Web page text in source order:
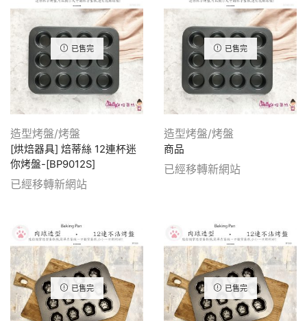
已售完
造型烤盤/烤盤
[烘焙器具] 焙蒂絲 12連杯迷
你烤盤-[BP9012S]
已經移轉新網站
已售完
造型烤盤/烤盤
商品
已經移轉新網站
已售完 已售完